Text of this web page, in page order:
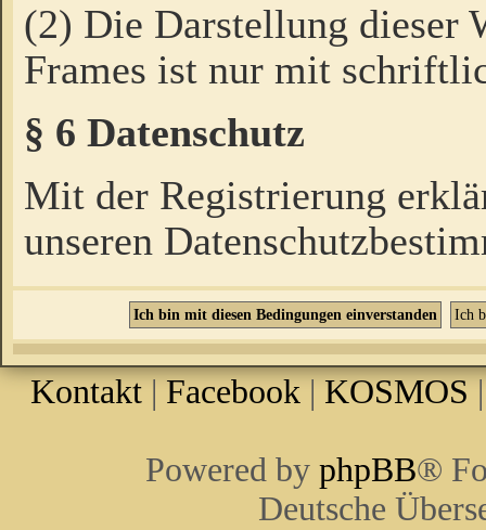
(2) Die Darstellung dieser
Frames ist nur mit
§ 6 Datenschutz
Mit der Registrierung
unseren
Kontakt | Facebook | KOSMOS
Powered by phpBB®
Deutsche